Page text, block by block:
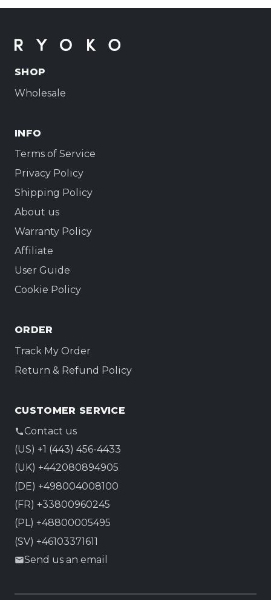
SHOP
Wholesale
INFO
Terms of Service
Privacy Policy
Shipping Policy
About us
Warranty Policy
Affiliate
User Guide
Cookie Policy
ORDER
Track My Order
Return & Refund Policy
CUSTOMER SERVICE
Contact us
(US) +1 (443) 456-4433
(UK) +442080894905
(DE) +498004008100
(FR) +33800960245
(PL) +48800005495
(SV) +46103371611
Send us an email